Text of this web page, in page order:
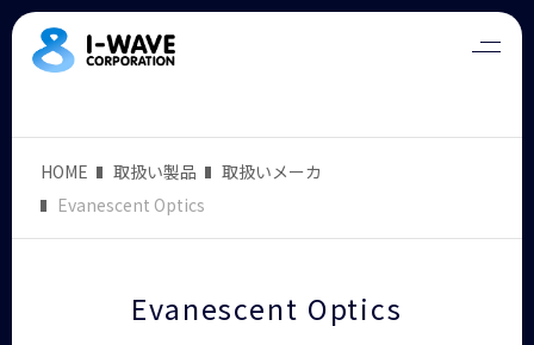
HOME 取扱い製品
取扱いメーカ
Evanescent Optics
Evanescent Optics